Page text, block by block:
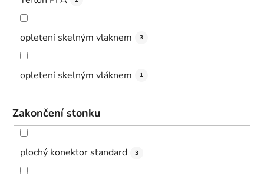
opletení skelným vlaknem 3
opletení skelným vláknem 1
Zakončení stonku
plochý konektor standard 3